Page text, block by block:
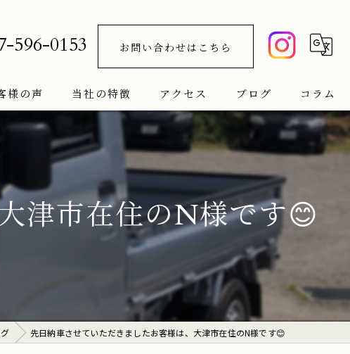
596-0153 お問い合わせはこちら
様の声 当社の特徴
車検
中古車
サブスク
アクセス ブログ コラム
津市在住のN様です😊
先日納車させていただきましたお客様は、大津市在住のN様です😊